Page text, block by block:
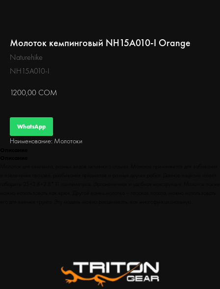
Молоток кемпинговый NH15A010-I Orange
Naturehike
NH15A010-I
1200,00 СОМ
WhatsApp
Наименование: Молотоки